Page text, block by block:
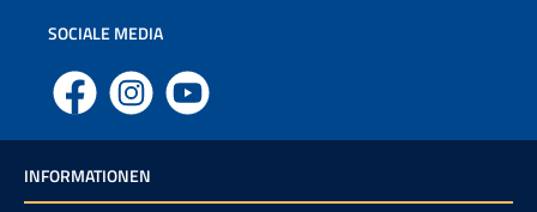
SOCIALE MEDIA
Facebook Instagram YouTube
INFORMATIONEN